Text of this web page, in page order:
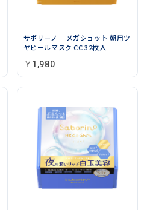
サボリーノ メガショット 朝用ツ
ヤピールマスク CC 32枚入
￥1,980